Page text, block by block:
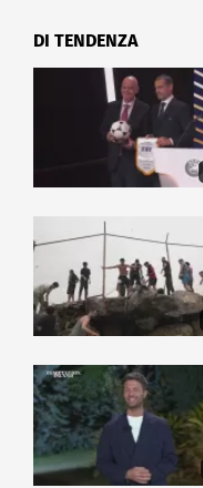
DI TENDENZA